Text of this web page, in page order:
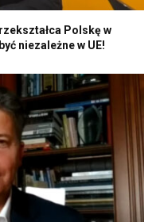
Polskę w
niezależne w UE!